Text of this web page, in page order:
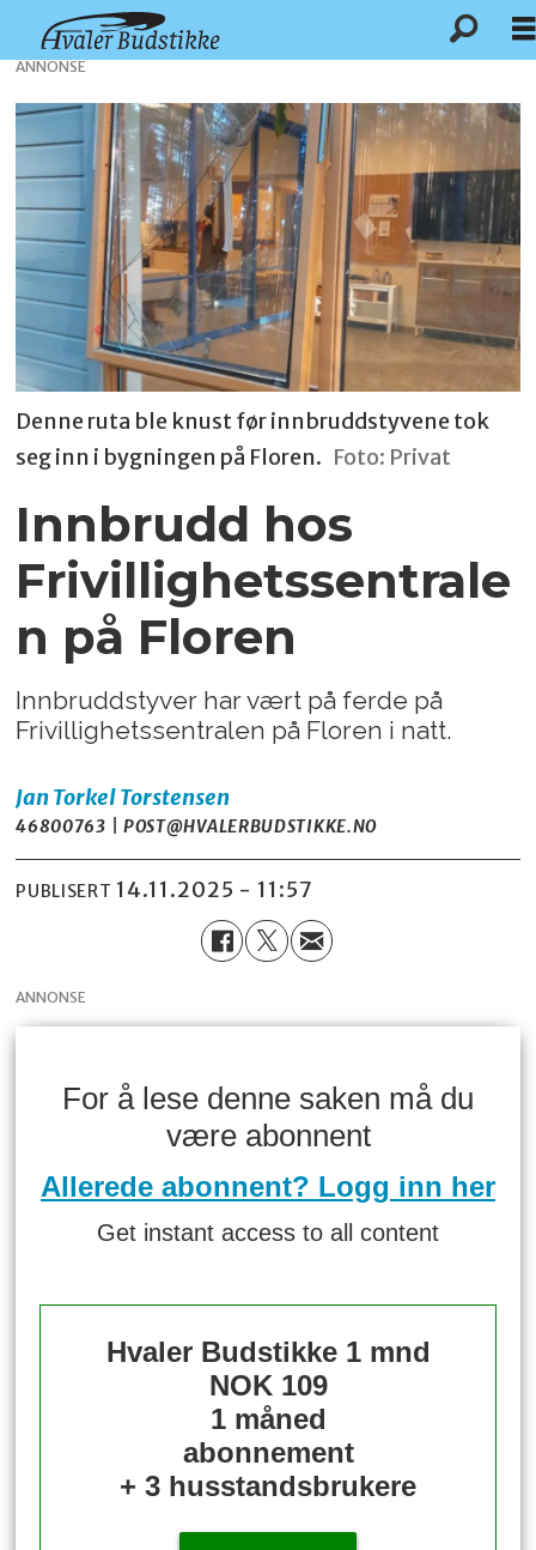
ANNONSE
Denne ruta ble knust før innbruddstyvene tok
seg inn i bygningen på Floren. Foto: Privat
Innbrudd hos
Frivillighetssentrale
n på Floren
Innbruddstyver har vært på ferde på
Frivillighetssentralen på Floren i natt.
Jan TorkelTorstensen
46800763 | POST@HVALERBUDSTIKKE.NO
PUBLISERT 14.11.2025 - 11:57
ANNONSE
For å lese denne saken må du
være abonnent
Allerede abonnent? Logg inn her
Get instant access to all content
Hvaler Budstikke 1 mnd
NOK 109
1 måned
abonnement
+ 3 husstandsbrukere